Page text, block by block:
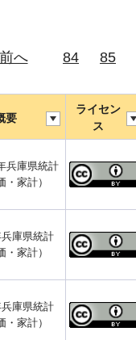
へ 84 85
要
ライセン
ス
兵庫県統計
・家計）
庫県統計
・家計）
庫県統計
・家計）